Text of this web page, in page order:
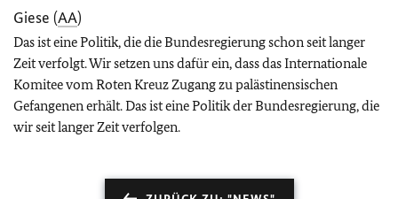
Giese (AA)
Das ist eine Politik, die die Bundesregierung schon seit langer
Zeit verfolgt. Wir setzen uns dafür ein, dass das Internationale
Komitee vom Roten Kreuz Zugang zu palästinensischen
Gefangenen erhält. Das ist eine Politik der Bundesregierung, die
wir seit langer Zeit verfolgen.